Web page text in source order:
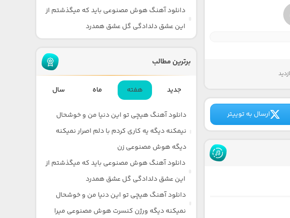
ارسال به توییتر
دانلود آهنگ هوش مصنوعی باید که میگذشتم از
این عشق دلدادگی گل عشق همدرد
برترین مطالب
جدید هفته ماه سال
دانلود آهنگ هیچی تو این دنیا من و خوشحال
نیمکنه دیگه یه کاری کردم با دلم اصرار نمیکنه
دیگه هوش مصنوعی زن
دانلود آهنگ هوش مصنوعی باید که میگذشتم از
این عشق دلدادگی گل عشق همدرد
دانلود آهنگ هیچی تو این دنیا من و خوشحال
نمیکنه دیگه ورژن کنسرت هوش مصنوعی میرا